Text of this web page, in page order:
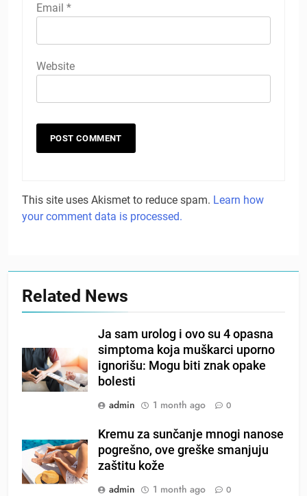
Email *
Website
This site uses Akismet to reduce spam. Learn how
your comment data is processed.
Related News
Ja sam urolog i ovo su 4 opasna
simptoma koja muškarci uporno
ignorišu: Mogu biti znak opake
bolesti
admin
1 month ago 0
Kremu za sunčanje mnogi nanose
pogrešno, ove greške smanjuju
zaštitu kože
admin
1 month ago 0